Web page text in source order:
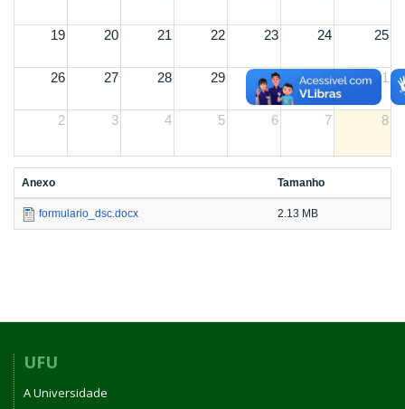
19 20 21 22 23 24 25
26 27 28 29 30 31 1
2 3 4 5 6 7 8
Anexo Tamanho
formulario_dsc.docx 2.13 MB
UFU
A Universidade